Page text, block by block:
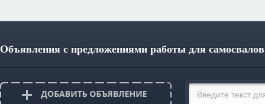
Объявления с предложениями работы для